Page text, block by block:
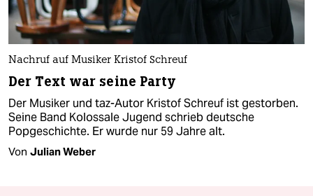
Nachruf auf Musiker Kristof Schreuf
Der Text war seine Party
Der Musiker und taz-Autor Kristof Schreuf ist gestorben.
Seine Band Kolossale Jugend schrieb deutsche
Popgeschichte. Er wurde nur 59 Jahre alt.
Von Julian Weber